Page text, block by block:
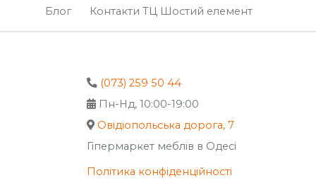
Блог
Контакти ТЦ Шостий елемент
(073) 259 50 44
Пн-Нд, 10:00-19:00
Овідіопольська дорога, 7
Гіпермаркет меблів в Одесі
Політика конфіденційності